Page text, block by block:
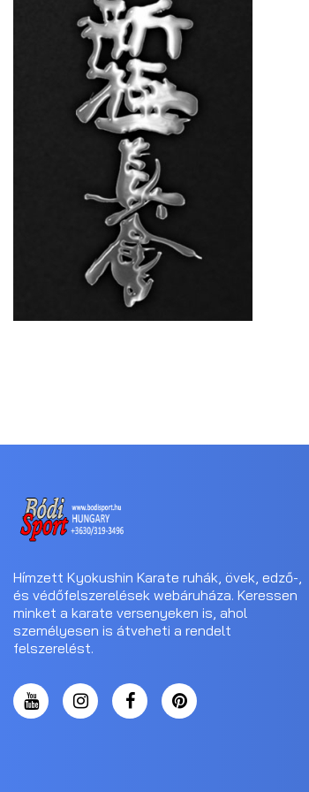
Hímzett Kyokushin Karate ruhák, övek, edző-,
és védőfelszerelések webáruháza. Keressen
minket a karate versenyeken is, ahol
személyesen is átveheti a rendelt
felszerelést.